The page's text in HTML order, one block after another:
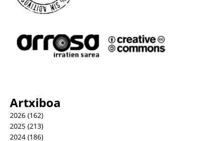
Artxiboa
2026 (162)
2025 (213)
2024 (186)